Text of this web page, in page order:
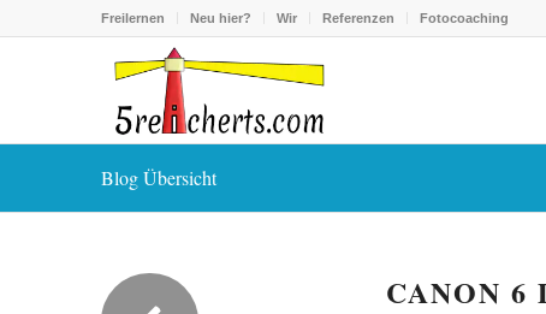
Freilernen Neu hier? Wir Referenzen Fotocoaching
Blog Übersicht
CANON 6